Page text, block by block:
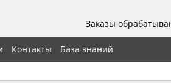
Заказы
Контакты База знаний